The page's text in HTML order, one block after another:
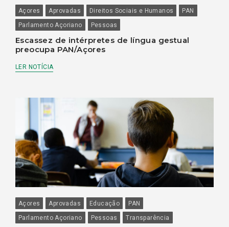
Açores Aprovadas Direitos Sociais e Humanos
PAN
Parlamento Açoriano
Pessoas
Escassez de intérpretes de língua gestual
preocupa PAN/Açores
LER NOTÍCIA
Açores Aprovadas Educação
PAN
Parlamento Açoriano
Pessoas Transparência